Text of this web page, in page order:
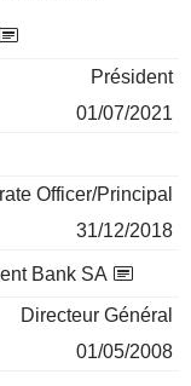
Président
01/07/2021
Officer/Principal
31/12/2018
Bank SA
Directeur Général
01/05/2008